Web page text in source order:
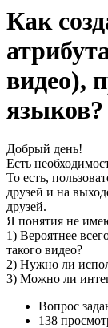
Как
видео),
языков?
Добрый день!
Есть
То есть,
друзей и на
друзей.
Я понятия не
1) Вероятнее
такого видео?
2) Нужно ли
3) Можно ли
Вопрос
138